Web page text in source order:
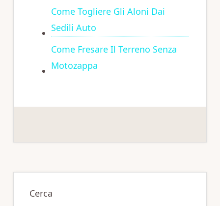
Come Togliere Gli Aloni Dai
Sedili Auto
Come Fresare Il Terreno Senza
Motozappa
Primary
Sidebar
Cerca